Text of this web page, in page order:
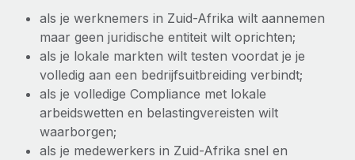
beheren
Meer informatie
Productupdates van Remote: Gusto- en Xero-
integraties en Contractor Management Plus
Het blijft de missie van Remote om alle soorten bedrijven
te helpen bij het aannemen, beheren en...
Meer informatie
als je werknemers in Zuid-Afrika wilt aannemen
maar geen juridische entiteit wilt oprichten;
als je lokale markten wilt testen voordat je je
volledig aan een bedrijfsuitbreiding verbindt;
als je volledige Compliance met lokale
arbeidswetten en belastingvereisten wilt
waarborgen;
als je medewerkers in Zuid-Afrika snel en